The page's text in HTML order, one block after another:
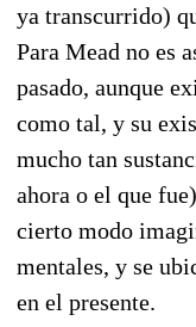
ya transcurrido)
Para Mead no es
pasado, aunque
como tal, y su
mucho tan
ahora o el que
cierto modo
mentales, y se
en el presente.